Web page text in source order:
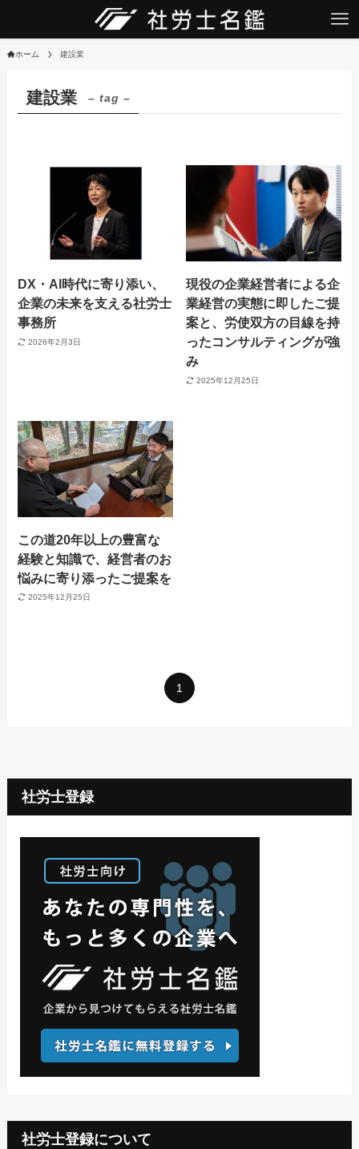
ホーム 建設業
建設業 – tag –
DX・AI時代に寄り添い、
企業の未来を支える社労士
事務所
2026年2月3日
現役の企業経営者による企
業経営の実態に即したご提
案と、労使双方の目線を持
ったコンサルティングが強
み
2025年12月25日
この道20年以上の豊富な
経験と知識で、経営者のお
悩みに寄り添ったご提案を
2025年12月25日
1
社労士登録
社労士登録について